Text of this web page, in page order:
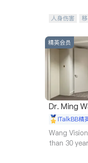
人身伤害
商标注册
精英会员
Dr. Ming
iTalkBB精
Wang
than 30